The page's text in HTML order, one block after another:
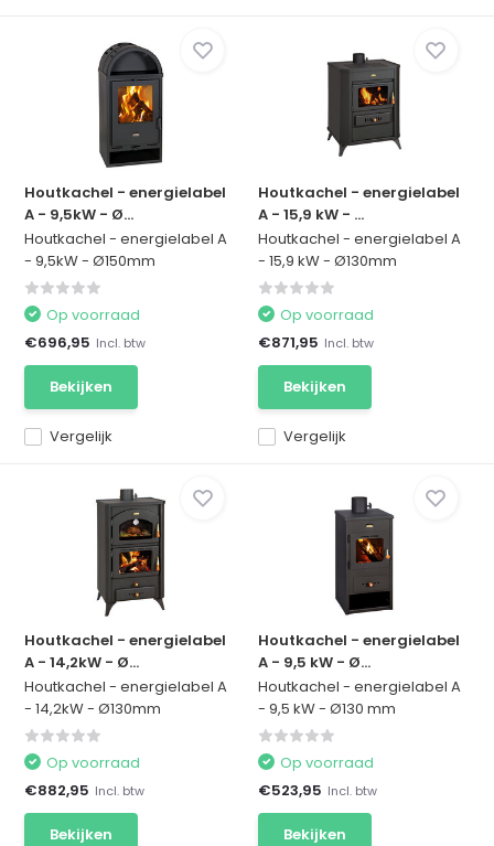
Houtkachel - energielabel
A - 9,5kW - Ø...
Houtkachel - energielabel A
- 9,5kW - Ø150mm
Vergelijk
Op voorraad
€696,95 Incl. btw
Bekijken
Houtkachel - energielabel
A - 15,9 kW - ...
Houtkachel - energielabel A
- 15,9 kW - Ø130mm
Vergelijk
Op voorraad
€871,95 Incl. btw
Bekijken
Houtkachel - energielabel
A - 14,2kW - Ø...
Houtkachel - energielabel A
- 14,2kW - Ø130mm
Op voorraad
€882,95 Incl. btw
Bekijken
Houtkachel - energielabel
A - 9,5 kW - Ø...
Houtkachel - energielabel A
- 9,5 kW - Ø130 mm
Op voorraad
€523,95 Incl. btw
Bekijken